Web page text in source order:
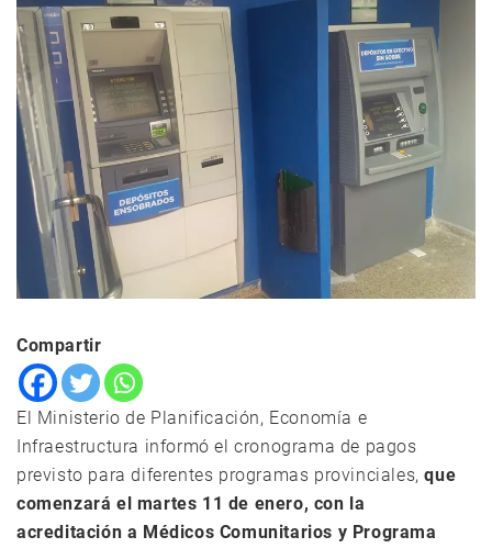
Compartir
El Ministerio de Planificación, Economía e
Infraestructura informó el cronograma de pagos
previsto para diferentes programas provinciales,que
comenzará el martes 11 de enero, con la
acreditación a Médicos Comunitarios y Programa